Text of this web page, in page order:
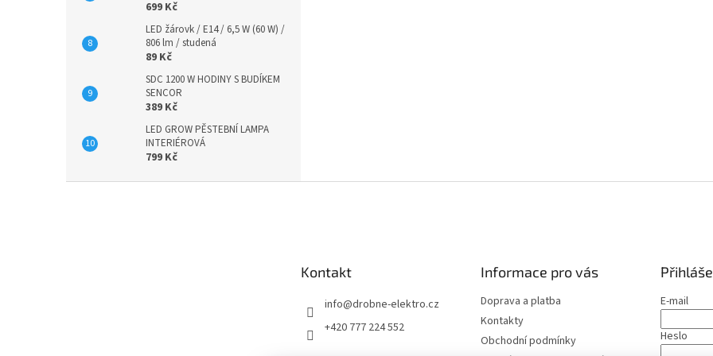
699 Kč
LED žárovk / E14 / 6,5 W (60 W) /
806 lm / studená
89 Kč
SDC 1200 W HODINY S BUDÍKEM
SENCOR
389 Kč
LED GROW PĚSTEBNÍ LAMPA
INTERIÉROVÁ
799 Kč
Kontakt
info@drobne-elektro.cz
+420 777 224 552
Informace pro vás
Doprava a platba
Kontakty
Obchodní podmínky
E-mail
Heslo